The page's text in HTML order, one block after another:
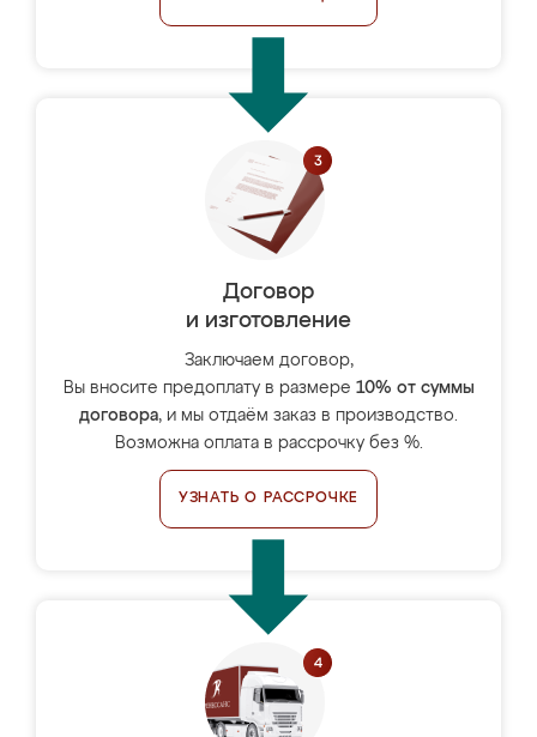
Договор
и изготовление
Заключаем договор,
Вы вносите предоплату в размере 10% от суммы
договора, и мы отдаём заказ в производство.
Возможна оплата в рассрочку без %.
УЗНАТЬ О РАССРОЧКЕ